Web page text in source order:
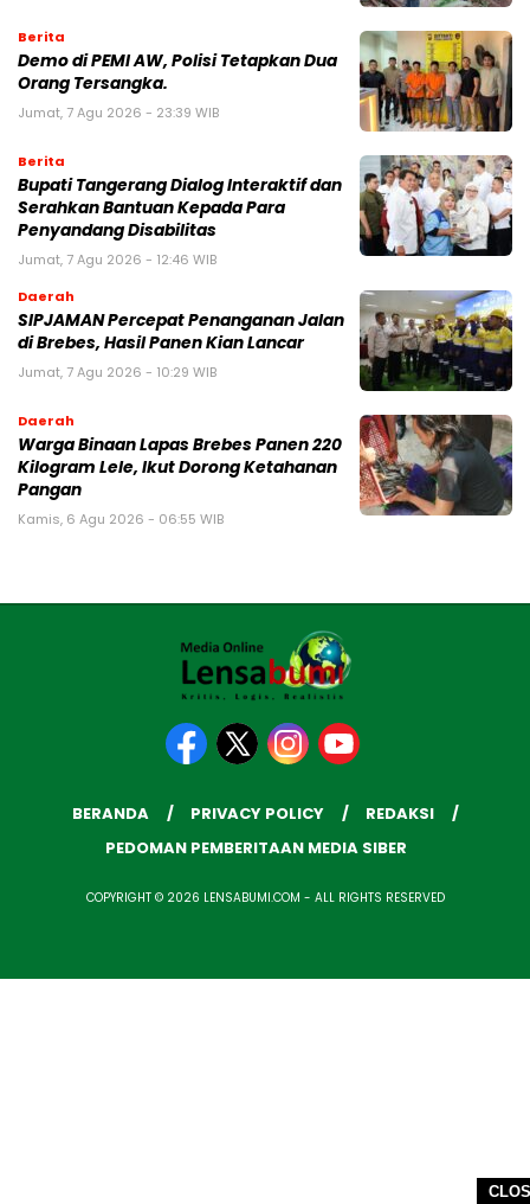
Berita
Demo di PEMI AW, Polisi Tetapkan Dua
Orang Tersangka.
Jumat, 7 Agu 2026 - 23:39 WIB
Berita
Bupati Tangerang Dialog Interaktif dan
Serahkan Bantuan Kepada Para
Penyandang Disabilitas
Jumat, 7 Agu 2026 - 12:46 WIB
Daerah
SIPJAMAN Percepat Penanganan Jalan
di Brebes, Hasil Panen Kian Lancar
Jumat, 7 Agu 2026 - 10:29 WIB
Daerah
Warga Binaan Lapas Brebes Panen 220
Kilogram Lele, Ikut Dorong Ketahanan
Pangan
Kamis, 6 Agu 2026 - 06:55 WIB
BERANDA PRIVACY POLICY
REDAKSI
PEDOMAN PEMBERITAAN MEDIA SIBER
COPYRIGHT © 2026 LENSABUMI.COM - ALL RIGHTS RESERVED